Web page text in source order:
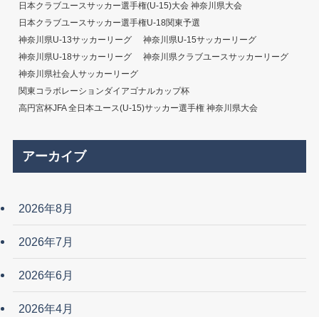
日本クラブユースサッカー選手権(U-15)大会 神奈川県大会
日本クラブユースサッカー選手権U-18関東予選
神奈川県U-13サッカーリーグ
神奈川県U-15サッカーリーグ
神奈川県U-18サッカーリーグ
神奈川県クラブユースサッカーリーグ
神奈川県社会人サッカーリーグ
関東コラボレーションダイアゴナルカップ杯
高円宮杯JFA 全日本ユース(U-15)サッカー選手権 神奈川県大会
アーカイブ
2026年8月
2026年7月
2026年6月
2026年4月